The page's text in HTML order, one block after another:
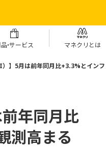
品・サービス マネクリとは
）】5月は前年同月比+3.3%とインフ
年同月比
測高まる